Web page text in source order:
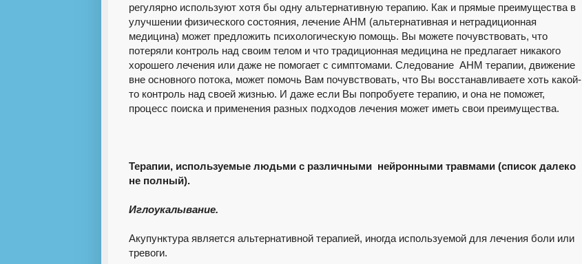
регулярно используют хотя бы одну альтернативную терапию. Как и прямые преимущества в
улучшении физического состояния, лечение АНМ (альтернативная и нетрадиционная
медицина) может предложить психологическую помощь. Вы можете почувствовать, что
потеряли контроль над своим телом и что традиционная медицина не предлагает никакого
хорошего лечения или даже не помогает с симптомами. Следование АНМ терапии, движение
вне основного потока, может помочь Вам почувствовать, что Вы восстанавливаете хоть какой-
то контроль над своей жизнью. И даже если Вы попробуете терапию, и она не поможет,
процесс поиска и применения разных подходов лечения может иметь свои преимущества.
Терапии, используемые людьми с различными нейронными травмами (список далеко
не полный).
Иглоукалывание.
Акупунктура является альтернативной терапией, иногда используемой для лечения боли или
тревоги.